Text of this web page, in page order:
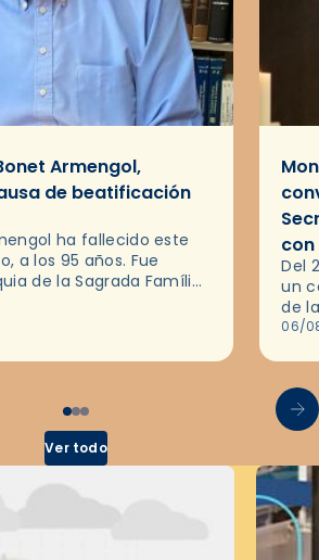
Armengol,
de beatificación
ha fallecido este
a los 95 años. Fue
de la Sagrada Família
Del
un
de
en
06/
Ver todo